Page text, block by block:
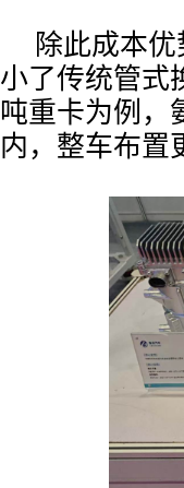
除此成本
小了传统管式
吨重卡为例，
内，整车布置